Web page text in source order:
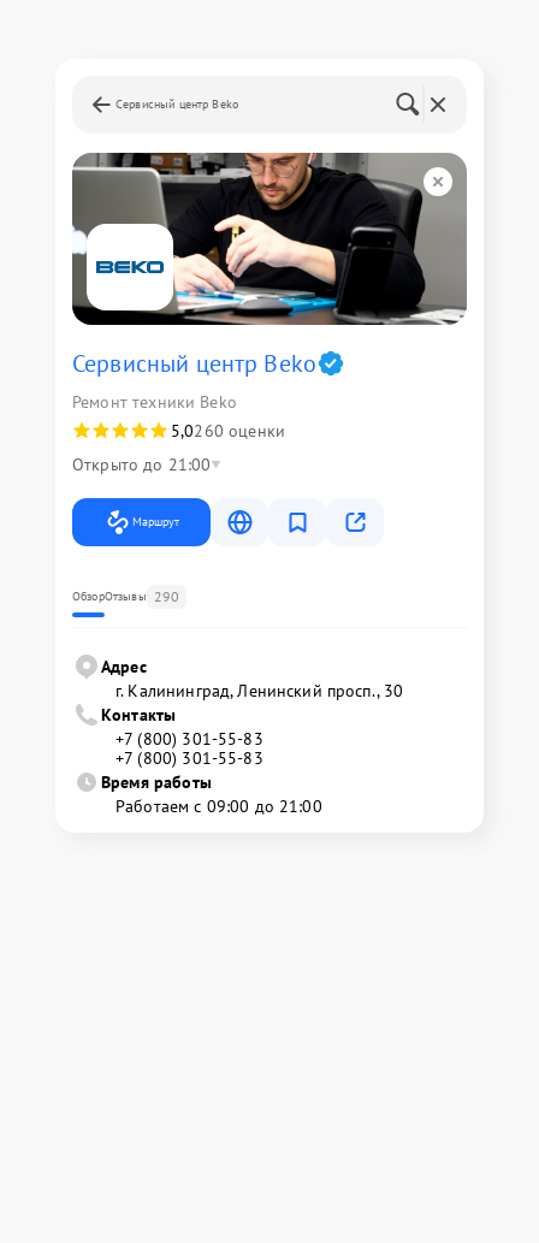
Сервисный центр Beko
Сервисный центр Beko
Ремонт техники Beko
5,0260 оценки
Открыто до 21:00
Маршрут
ОбзорОтзывы 290
Адрес
г. Калининград, Ленинский просп., 30
Контакты
+7 (800) 301-55-83
+7 (800) 301-55-83
Время работы
Работаем с 09:00 до 21:00